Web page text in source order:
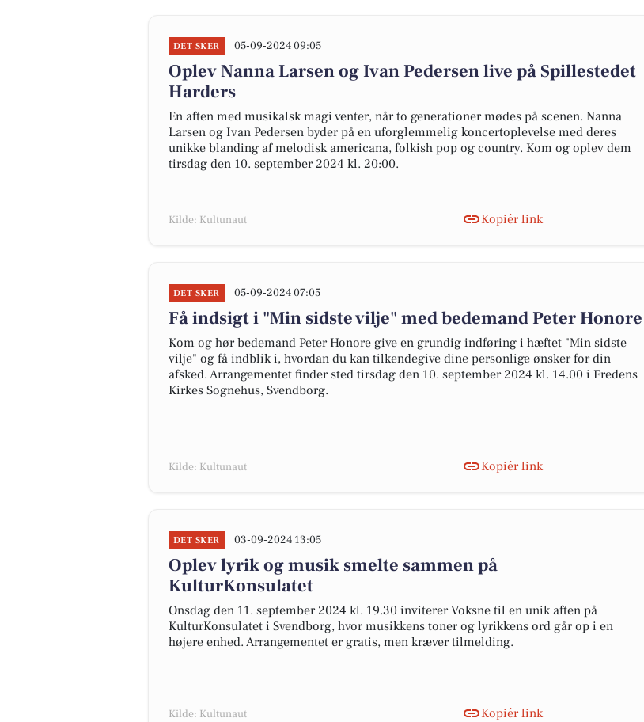
DET SKER 05-09-2024 09:05
Oplev Nanna Larsen og Ivan Pedersen live på Spillestedet
Harders
En aften med musikalsk magi venter, når to generationer mødes på scenen. Nanna
Larsen og Ivan Pedersen byder på en uforglemmelig koncertoplevelse med deres
unikke blanding af melodisk americana, folkish pop og country. Kom og oplev dem
tirsdag den 10. september 2024 kl. 20:00.
Kilde: Kultunaut Kopiér link
DET SKER 05-09-2024 07:05
Få indsigt i "Min sidste vilje" med bedemand Peter Honore
Kom og hør bedemand Peter Honore give en grundig indføring i hæftet "Min sidste
vilje" og få indblik i, hvordan du kan tilkendegive dine personlige ønsker for din
afsked. Arrangementet finder sted tirsdag den 10. september 2024 kl. 14.00 i Fredens
Kirkes Sognehus, Svendborg.
Kilde: Kultunaut Kopiér link
DET SKER 03-09-2024 13:05
Oplev lyrik og musik smelte sammen på
KulturKonsulatet
Onsdag den 11. september 2024 kl. 19.30 inviterer Voksne til en unik aften på
KulturKonsulatet i Svendborg, hvor musikkens toner og lyrikkens ord går op i en
højere enhed. Arrangementet er gratis, men kræver tilmelding.
Kilde: Kultunaut Kopiér link